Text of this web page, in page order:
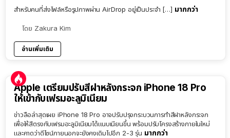
สำหรับคนที่ส่งไฟล์หรือรูปภาพผ่าน AirDrop อยู่เป็นประจำ […] มากกว่า
โดย Zakura Kim
อ่านเพิ่มเติม
Apple เตรียมปรับสีฝาหลังกระจก iPhone 18 Pro
ให้เข้ากับเฟรมอะลูมิเนียม
ข่าวลือล่าสุดเผย iPhone 18 Pro อาจปรับปรุงกระบวนการทำสีฝาหลังกระจก
เพื่อให้สีตรงกับเฟรมอะลูมิเนียมได้แนบเนียนขึ้น พร้อมปรับโครงสร้างภายในใหม่
และคาดว่าดีไซน์ภายนอกจะยังคงเดิมไปอีก 2-3 รุ่น มากกว่า